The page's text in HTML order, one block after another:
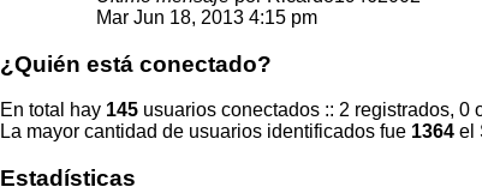
Mar Jun 18, 2013 4:15 pm
¿Quién está conectado?
En total hay 145 usuarios conectados :: 2 registrados,
La mayor cantidad de usuarios identificados fue 1364 el
Estadísticas